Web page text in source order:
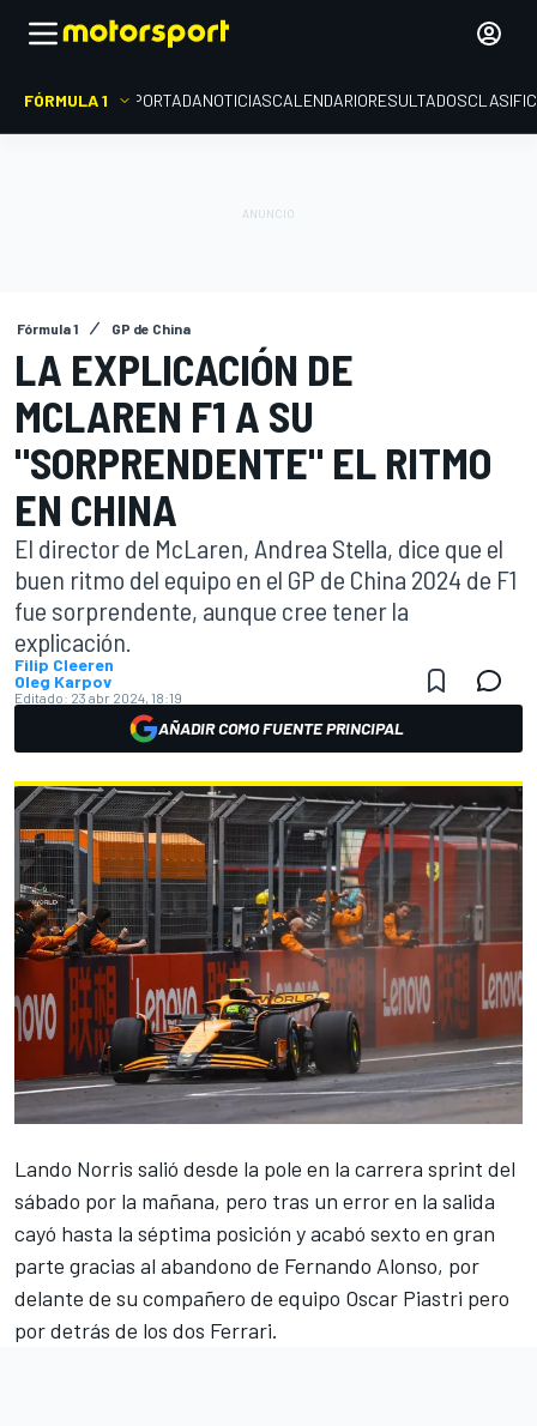
FÓRMULA 1 PORTADANOTICIASCALENDARIORESULTADOS
Fórmula 1 GP de China
LA EXPLICACIÓN DE
MCLAREN F1 A SU
"SORPRENDENTE" EL RITMO
EN CHINA
El director de McLaren, Andrea Stella, dice que el
buen ritmo del equipo en el GP de China 2024 de F1
fue sorprendente, aunque cree tener la
explicación.
Filip Cleeren
Oleg Karpov
Editado: 23 abr 2024, 18:19
AÑADIR COMO FUENTE PRINCIPAL
Lando Norris salió desde la pole en la carrera sprint del
sábado por la mañana, pero tras un error en la salida
cayó hasta la séptima posición y acabó sexto en gran
parte gracias al abandono de Fernando Alonso, por
delante de su compañero de equipo Oscar Piastri pero
por detrás de los dos Ferrari.